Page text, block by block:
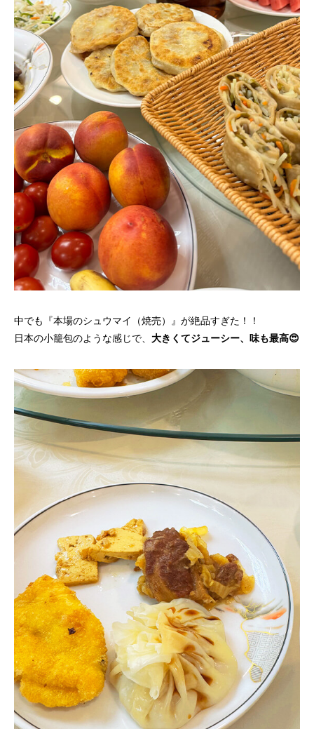
中でも『本場のシュウマイ（焼売）』が絶品すぎた！！
日本の小籠包のような感じで、 大きくてジューシー、味も最高😍